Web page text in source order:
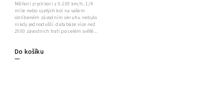
Do košíku
Měření zrychlení z 0-100 km/h, 1/4
míle nebo ujetých kol na vašem
oblíbeném závodním okruhu nebylo
nikdy jednodušší. databáze více než
2000 závodních tratí po celém světě...